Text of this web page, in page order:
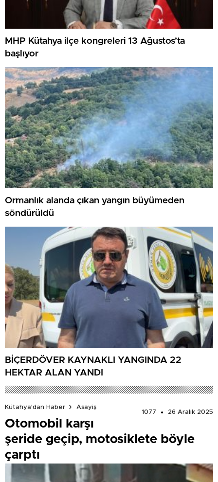
MHP Kütahya ilçe kongreleri 13 Ağustos’ta
başlıyor
Ormanlık alanda çıkan yangın büyümeden
söndürüldü
BİÇERDÖVER KAYNAKLI YANGINDA 22
HEKTAR ALAN YANDI
Kütahya'dan Haber
Asayiş
1077
26 Aralık 2025
Otomobil karşı
şeride geçip, motosiklete böyle
çarptı